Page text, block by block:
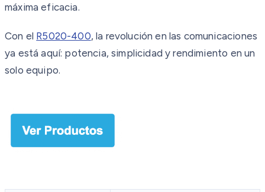
máxima eficacia.
Con el R5020-400, la revolución en las comunicaciones
ya está aquí: potencia, simplicidad y rendimiento en un
solo equipo.